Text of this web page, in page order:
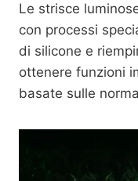
Le strisce
con processi
di silicone e
ottenere funzioni
basate sulle